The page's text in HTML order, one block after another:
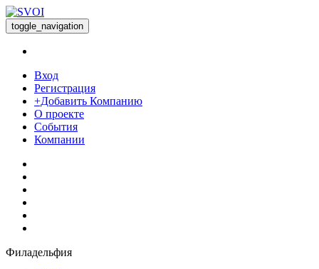
toggle_navigation
Вход
Регистрация
+Добавить Компанию
О проекте
События
Компании
Филадельфия